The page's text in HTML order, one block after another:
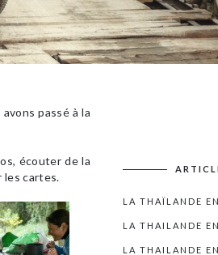
passé à la
écouter de la
les cartes.
LA THAÏLANDE
LA THAILANDE
LA THAILANDE